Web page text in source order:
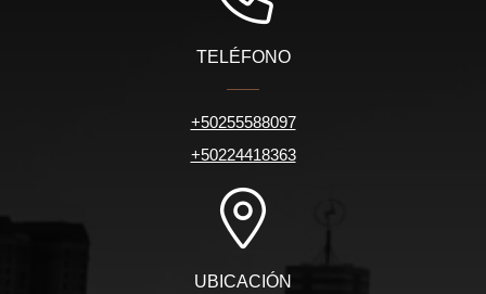
TELÉFONO
+50255588097
+50224418363
UBICACIÓN